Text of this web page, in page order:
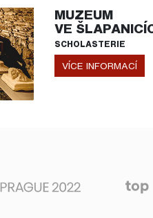
MUZEUM
VE
SCHOLASTERIE
VÍCE INFORMACÍ